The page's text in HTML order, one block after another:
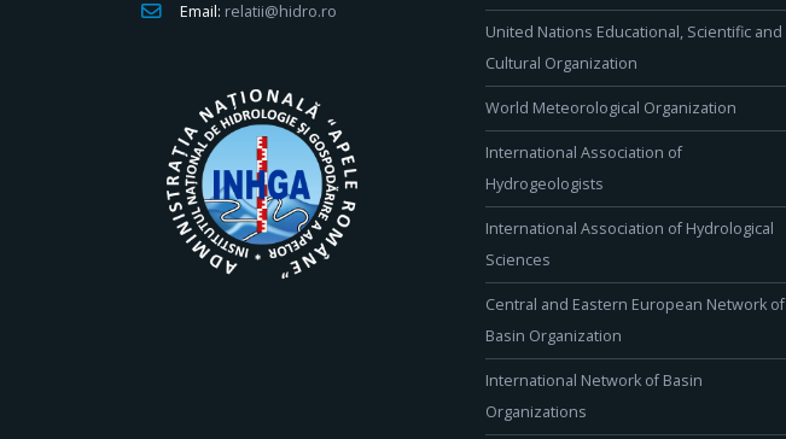
Email: relatii@hidro.ro
United Nations Educational, Scientific and
Cultural Organization
World Meteorological Organization
International Association of
Hydrogeologists
International Association of Hydrological
Sciences
Central and Eastern European Network of
Basin Organization
International Network of Basin
Organizations